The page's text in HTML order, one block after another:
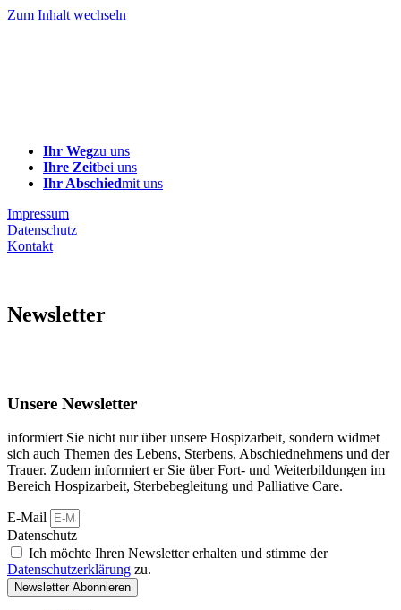
Zum Inhalt wechseln
Ihr Wegzu uns
Ihre Zeitbei uns
Ihr Abschiedmit uns
Impressum
Datenschutz
Kontakt
Newsletter
Unsere Newsletter
informiert Sie nicht nur über unsere Hospizarbeit, sondern widmet
sich auch Themen des Lebens, Sterbens, Abschiednehmens und der
Trauer. Zudem informiert er Sie über Fort- und Weiterbildungen im
Bereich Hospizarbeit, Sterbebegleitung und Palliative Care.
E-Mail
Datenschutz
Ich möchte Ihren Newsletter erhalten und stimme der
Datenschutzerklärung zu.
Newsletter Abonnieren